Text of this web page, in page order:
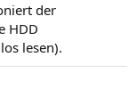
der
HDD
lesen).